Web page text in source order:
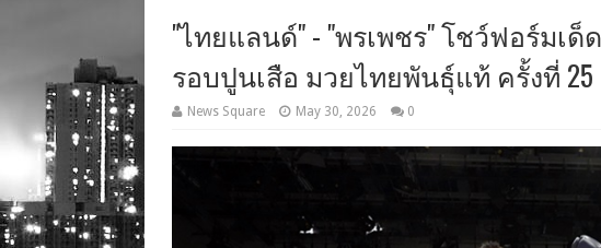
"ไทยแลนด์" - "พรเพชร" โชว์ฟอร์มเ
รอบปูนเสือ มวยไทยพันธุ์แท้ ครั้งที่ 25
News Square May 30, 2026 0